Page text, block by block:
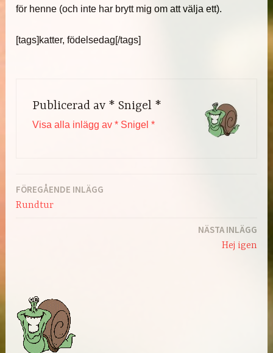
för henne (och inte har brytt mig om att välja ett).
[tags]katter, födelsedag[/tags]
Publicerad av * Snigel *
Visa alla inlägg av * Snigel *
Inläggsnavigering
FÖREGÅENDE INLÄGG
Rundtur
NÄSTA INLÄGG
Hej igen